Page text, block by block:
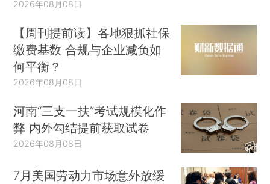
2026年08月08日
【周刊提前读】各地狠抓社保
缴费基数 合规与企业减负如
何平衡？
2026年08月08日
河南“三支一扶”考试规模化作
弊 内外勾结提前获取试卷
2026年08月08日
7月美国劳动力市场意外放缓